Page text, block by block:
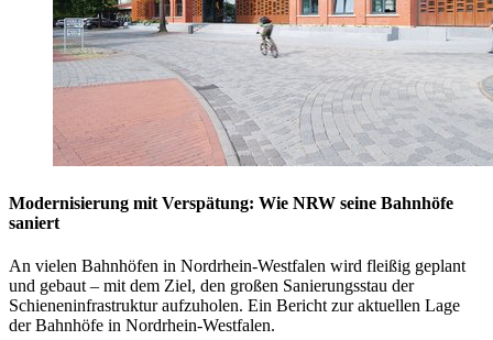
Modernisierung mit Verspätung: Wie NRW seine Bahnhöfe
saniert
An vielen Bahnhöfen in Nordrhein-Westfalen wird fleißig geplant
und gebaut – mit dem Ziel, den großen Sanierungsstau der
Schieneninfrastruktur aufzuholen. Ein Bericht zur aktuellen Lage
der Bahnhöfe in Nordrhein-Westfalen.